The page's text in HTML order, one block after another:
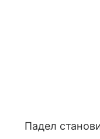
Падел